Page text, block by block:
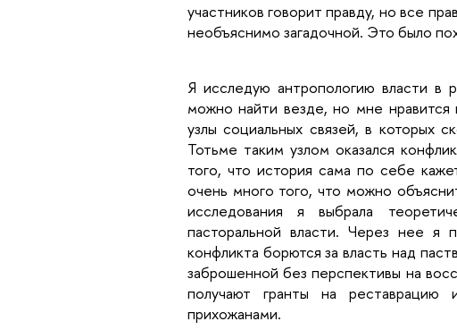
участников говорит правду, но все
необъяснимо загадочной. Это было
Я исследую антропологию власти в
можно найти везде, но мне нравится
узлы социальных связей, в которых
Тотьме таким узлом оказался
того, что история сама по себе
очень много того, что можно
исследования я выбрала
пасторальной власти. Через нее я
конфликта борются за власть над
заброшенной без перспективы на
получают гранты на реставрацию
прихожанами.